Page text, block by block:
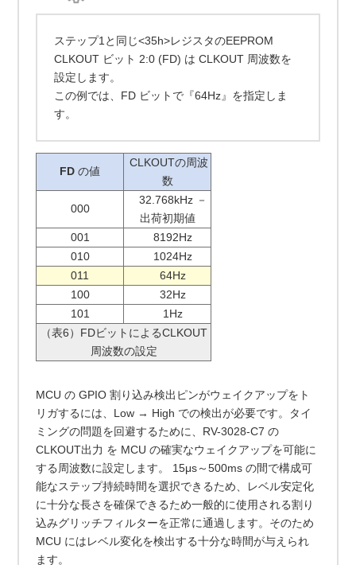
ステップ1と同じ<35h>レジスタのEEPROM
CLKOUT ビット 2:0 (FD) は CLKOUT 周波数を
設定します。
この例では、FD ビットで『64Hz』を指定しま
す。
FDの値
CLKOUTの周波
数
000
32.768kHz －
出荷初期値
001
8192Hz
010
1024Hz
011
64Hz
100
32Hz
101
1Hz
（表6）FDビットによるCLKOUT
周波数の設定
MCU の GPIO 割り込み検出ピンがウェイクアップをト
リガするには、Low → High での検出が必要です。タイ
ミングの問題を回避するために、RV-3028-C7 の
CLKOUT出力 を MCU の確実なウェイクアップを可能に
する周波数に設定します。 15μs～500ms の間で構成可
能なステップ持続時間を選択できるため、レベル安定化
に十分な長さを確保できるため一般的に使用される割り
込みグリッチフィルターを正常に通過します。そのため
MCU にはレベル変化を検出する十分な時間が与えられ
ます。